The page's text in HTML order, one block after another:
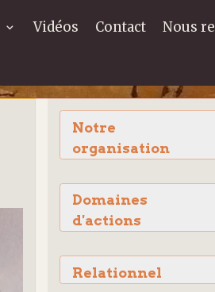
Vidéos Contact
Nous
Notre
organisation
Domaines
d'actions
Relationnel